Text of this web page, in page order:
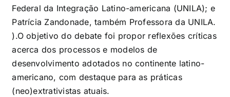
Federal da Integração Latino-americana (UNILA); e
Patrícia Zandonade, também Professora da UNILA.
).O objetivo do debate foi propor reflexões críticas
acerca dos processos e modelos de
desenvolvimento adotados no continente latino-
americano, com destaque para as práticas
(neo)extrativistas atuais.